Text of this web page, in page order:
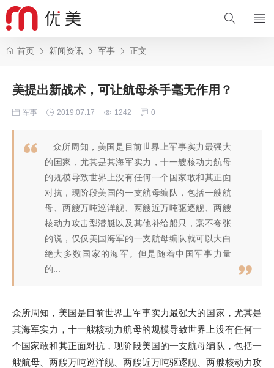
首页 新闻资讯 军事 正文
美提出新战术，可让航母杀手毫无作用？
军事 2019.07.17 1242 0
众所周知，美国是目前世界上军事实力最强大
的国家，尤其是其海军实力，十一艘核动力航母
的规模导致世界上没有任何一个国家敢和其正面
对抗，现阶段美国的一支航母编队，包括一艘航
母、两艘万吨巡洋舰、两艘近万吨驱逐舰、两艘
核动力攻击型潜艇以及其他补给船只，毫不夸张
的说，仅仅美国海军的一支航母编队就可以大白
绝大多数国家的海军。但是随着中国军事力量
的...
众所周知，美国是目前世界上军事实力最强大的国家，尤其是
其海军实力，十一艘核动力航母的规模导致世界上没有任何一
个国家敢和其正面对抗，现阶段美国的一支航母编队，包括一
艘航母、两艘万吨巡洋舰、两艘近万吨驱逐舰、两艘核动力攻